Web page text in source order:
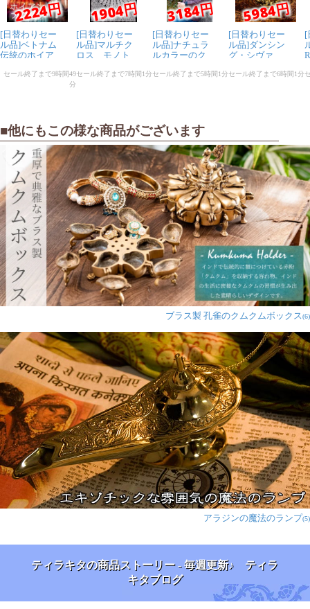
■他にもこの様な商品がございます
ブラス製 孔雀のクムクムボックス(6)
アラジンの魔法のランプ(5)
ティラキタの商品ストーリー - 毎週更新♪ ティラ
キタブログ